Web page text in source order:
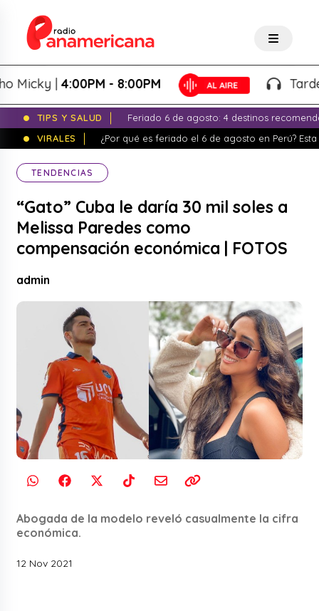
|4:00PM - 8:00PM Tardeo
TIPS Y SALUD
Feriado 6 de agosto: 4 destinos
VIRALES
¿Por qué es feriado el 6 de agosto en Perú?
TENDENCIAS
“Gato” Cuba le daría 30 mil soles a
Melissa Paredes como
compensación económica | FOTOS
admin
Abogada de la modelo reveló casualmente la cifra
económica.
12 Nov 2021